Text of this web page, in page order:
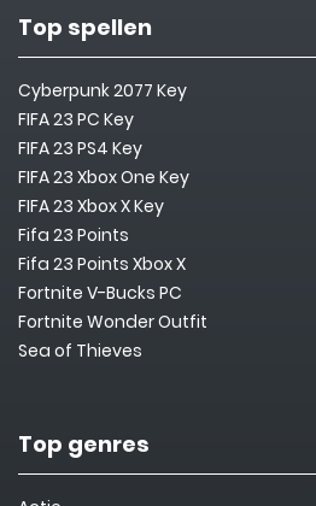
Top spellen
Cyberpunk 2077 Key
FIFA 23 PC Key
FIFA 23 PS4 Key
FIFA 23 Xbox One Key
FIFA 23 Xbox X Key
Fifa 23 Points
Fifa 23 Points Xbox X
Fortnite V-Bucks PC
Fortnite Wonder Outfit
Sea of Thieves
Top genres